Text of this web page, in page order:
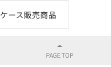
ケース販売商品